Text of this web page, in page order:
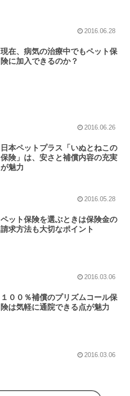
2016.06.28
現在、病気の治療中でもペット保
険に加入できるのか？
2016.06.26
日本ペットプラス「いぬとねこの
保険」は、安さと補償内容の充実
が魅力
2016.05.28
ペット保険を選ぶときは保険金の
請求方法も大切なポイント
2016.03.06
１００％補償のプリズムコール保
険は気軽に通院できる点が魅力
2016.03.06